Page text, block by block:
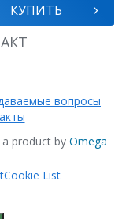
КУПИТЬ
вопросы
product by Omega
Cookie List